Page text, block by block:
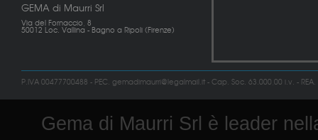
GEMA di Maurri Srl
Via del Fornaccio, 8
50012 Loc. Vallina - Bagno a Ripoli (Firenze)
P.IVA 00477700488 - PEC. gemadimaurri@legalmail.it - Cap. Soc. 63.000,00 i.v. -
Gema di Maurri Srl è leader